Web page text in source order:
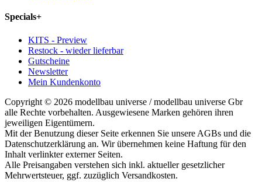
Specials+
KITS - Preview
Restock - wieder lieferbar
Gutscheine
Newsletter
Mein Kundenkonto
Copyright © 2026 modellbau universe / modellbau universe Gbr
alle Rechte vorbehalten. Ausgewiesene Marken gehören ihren
jeweiligen Eigentümern.
Mit der Benutzung dieser Seite erkennen Sie unsere AGBs und die
Datenschutzerklärung an. Wir übernehmen keine Haftung für den
Inhalt verlinkter externer Seiten.
Alle Preisangaben verstehen sich inkl. aktueller gesetzlicher
Mehrwertsteuer, ggf. zuzüglich Versandkosten.